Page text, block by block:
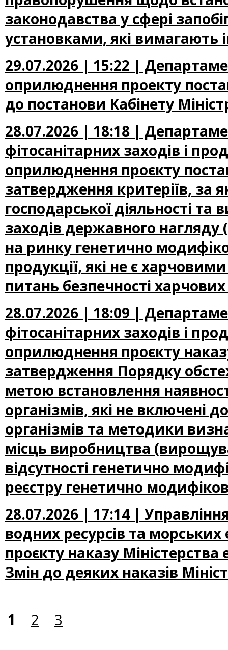
законодавства у сфері
установками, які вимагають
29.07.2026 | 15:22 |
оприлюднення проекту
до постанови Кабінету
28.07.2026 | 18:18 |
фітосанітарних заходів і
оприлюднення проєкту
затвердження критеріїв, за
господарської діяльності
заходів державного
на ринку генетично
продукції, які не є
питань безпечності
28.07.2026 | 18:09 |
фітосанітарних заходів і
оприлюднення проєкту
затвердження Порядку
метою встановлення
організмів, які не включені
організмів та методики
місць виробництва
відсутності генетично
реєстру генетично
28.07.2026 | 17:14 |
водних ресурсів та
проєкту наказу
Змін до деяких наказів
1 2 3